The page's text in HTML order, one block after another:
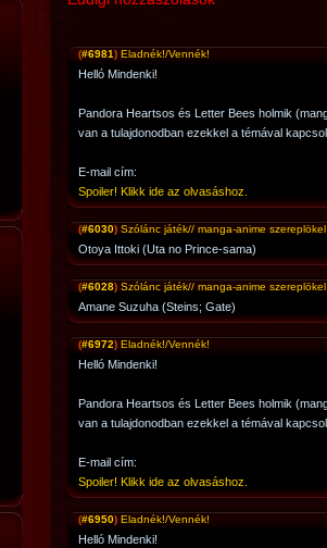
(#6981) Eladnék!/Vennék!
Helló Mindenki!
Pandora Heartsos és Letter Bees holmik
van a tulajdonodban ezekkel a témával
E-mail cím:
Spoiler! Klikk ide az olvasáshoz.
(#6030) Szólánc játék// manga-anime szereplökel
Otoya Ittoki (Uta no Prince-sama)
(#6028) Szólánc játék// manga-anime szereplökel
Amane Suzuha (Steins; Gate)
(#6972) Eladnék!/Vennék!
Helló Mindenki!
Pandora Heartsos és Letter Bees holmik
van a tulajdonodban ezekkel a témával
E-mail cím:
Spoiler! Klikk ide az olvasáshoz.
(#6950) Eladnék!/Vennék!
Helló Mindenki!